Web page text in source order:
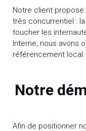
Notre client
très concurrentiel :
toucher les
Interne, nous avons
référencement local.
Notre
Afin de positionner